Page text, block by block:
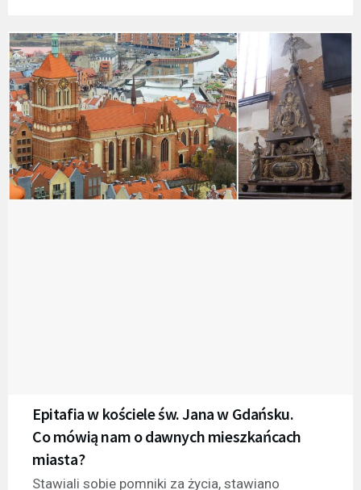
Epitafia w kościele św. Jana w Gdańsku.
Co mówią nam o dawnych mieszkańcach
miasta?
Stawiali sobie pomniki za życia, stawiano